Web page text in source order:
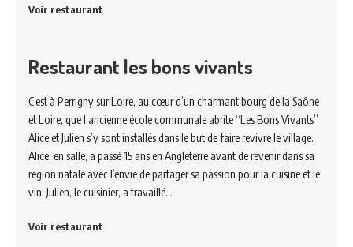
Voir restaurant
Restaurant les bons vivants
C’est à Perrigny sur Loire, au cœur d’un charmant bourg de la Saône
et Loire, que l’ancienne école communale abrite “Les Bons Vivants”
Alice et Julien s’y sont installés dans le but de faire revivre le village.
Alice, en salle, a passé 15 ans en Angleterre avant de revenir dans sa
region natale avec l’envie de partager sa passion pour la cuisine et le
vin. Julien, le cuisinier, a travaillé…
Voir restaurant